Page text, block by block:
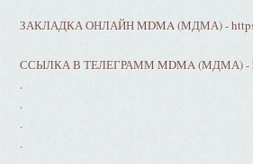
ЗАКЛАДКА ОНЛАЙН MDMA (МДМА) -
ССЫЛКА В ТЕЛЕГРАММ MDMA (МДМА) -
.
.
.
.